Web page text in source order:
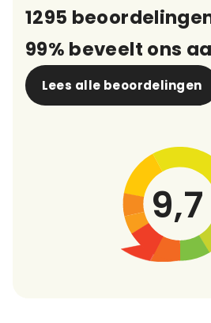
1295
99% beveelt ons
Lees alle beoordelingen
9,7